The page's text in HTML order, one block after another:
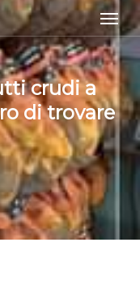
crudi a
di trovare